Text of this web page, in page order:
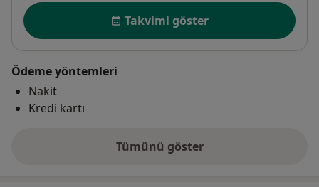
Uygunluk
Takvimi göster
Ödeme yöntemleri
Nakit
Kredi kartı
Tümünü göster
adres hakkında